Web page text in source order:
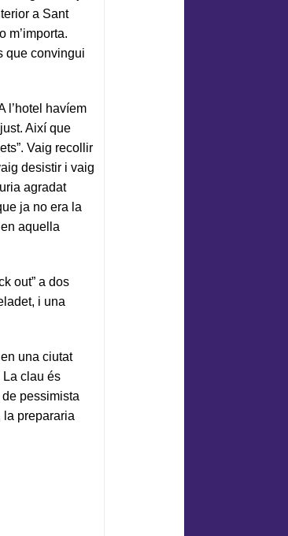
a Sant
m’importa.
que convingui
l’hotel havíem
Així que
Vaig recollir
desistir i vaig
agradat
ja no era la
aquella
out” a dos
i una
una ciutat
La clau és
pessimista
prepararia